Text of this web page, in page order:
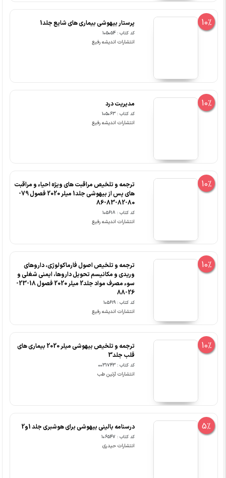
10% پرستار بیهوشی بیماری های شایع جلد1
کد کتاب : 105054
انتشارات اندیشه رفیع
10% مدیریت درد
کد کتاب : 105063
انتشارات اندیشه رفیع
10%
ترجمه و تلخیص مراقبت های ویژه احیاء و مراقبت
های پس از بیهوشی جلد1 میلر 2020 فصول 79-
80-82-83-86
کد کتاب : 105618
انتشارات اندیشه رفیع
10%
ترجمه و تلخیص اصول فارماکولوژی، داروهای
وریدی و مکانیسم تحویل داروها، ایمنی شغلی و
سوء مصرف مواد جلد2 میلر 2020 فصول 18-23-
26-88
کد کتاب : 105619
انتشارات اندیشه رفیع
10%
ترجمه و تلخیص بیهوشی میلر 2020 بیماری های
قلب جلد3
کد کتاب : 0031743
انتشارات آرتین طب
5% درسنامه بالینی بیهوشی برای هوشبری جلد 1و2
کد کتاب : 106547
انتشارات حیدری